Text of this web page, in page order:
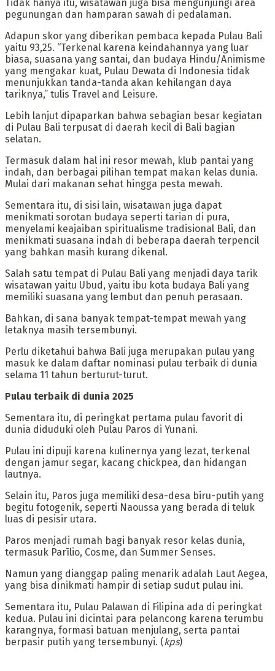
‎Tidak hanya itu, wisatawan juga bisa mengunjungi area
pegunungan dan hamparan sawah di pedalaman.
Adapun skor yang diberikan pembaca kepada Pulau Bali
yaitu 93,25. “Terkenal karena keindahannya yang luar
biasa, suasana yang santai, dan budaya Hindu/Animisme
yang mengakar kuat, Pulau Dewata di Indonesia tidak
menunjukkan tanda-tanda akan kehilangan daya
tariknya,” tulis Travel and Leisure.
‎Lebih lanjut dipaparkan bahwa sebagian besar kegiatan
di Pulau Bali terpusat di daerah kecil di Bali bagian
selatan.
‎Termasuk dalam hal ini resor mewah, klub pantai yang
indah, dan berbagai pilihan tempat makan kelas dunia.
Mulai dari makanan sehat hingga pesta mewah.
‎Sementara itu, di sisi lain, wisatawan juga dapat
menikmati sorotan budaya seperti tarian di pura,
menyelami keajaiban spiritualisme tradisional Bali, dan
menikmati suasana indah di beberapa daerah terpencil
yang bahkan masih kurang dikenal.
Salah satu tempat di Pulau Bali yang menjadi daya tarik
wisatawan yaitu Ubud, yaitu ibu kota budaya Bali yang
memiliki suasana yang lembut dan penuh perasaan.
Bahkan, di sana banyak tempat-tempat mewah yang
letaknya masih tersembunyi.
‎Perlu diketahui bahwa Bali juga merupakan pulau yang
masuk ke dalam daftar nominasi pulau terbaik di dunia
selama 11 tahun berturut-turut.
‎Pulau terbaik di dunia 2025
Sementara itu, di peringkat pertama pulau favorit di
dunia diduduki oleh Pulau Paros di Yunani.
Pulau ini dipuji karena kulinernya yang lezat, terkenal
dengan jamur segar, kacang chickpea, dan hidangan
lautnya.
Selain itu, Paros juga memiliki desa-desa biru-putih yang
begitu fotogenik, seperti Naoussa yang berada di teluk
luas di pesisir utara.
Paros menjadi rumah bagi banyak resor kelas dunia,
termasuk Parīlio, Cosme, dan Summer Senses.
Namun yang dianggap paling menarik adalah Laut Aegea,
yang bisa dinikmati hampir di setiap sudut pulau ini.
‎Sementara itu, Pulau Palawan di Filipina ada di peringkat
kedua. Pulau ini dicintai para pelancong karena terumbu
karangnya, formasi batuan menjulang, serta pantai
berpasir putih yang tersembunyi. (kps)